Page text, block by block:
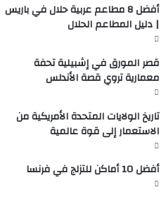
أفضل 8 مطاعم عربية حلال في باريس
| دليل المطاعم الحلال
قصر المورق في إشبيلية تحفة
معمارية تروي قصة الأندلس
تاريخ الولايات المتحدة الأمريكية من
الاستعمار إلى قوة عالمية
أفضل 10 أماكن للتزلج في فرنسا